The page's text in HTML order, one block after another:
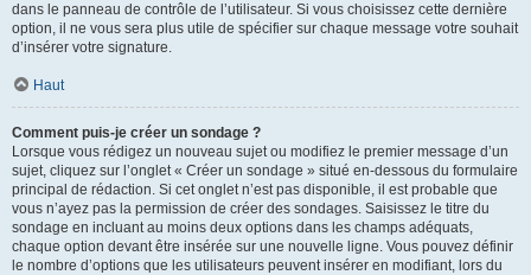
dans le panneau de contrôle de l’utilisateur. Si vous choisissez cette dernière
option, il ne vous sera plus utile de spécifier sur chaque message votre souhait
d’insérer votre signature.
Haut
Comment puis-je créer un sondage ?
Lorsque vous rédigez un nouveau sujet ou modifiez le premier message d’un
sujet, cliquez sur l’onglet « Créer un sondage » situé en-dessous du formulaire
principal de rédaction. Si cet onglet n’est pas disponible, il est probable que
vous n’ayez pas la permission de créer des sondages. Saisissez le titre du
sondage en incluant au moins deux options dans les champs adéquats,
chaque option devant être insérée sur une nouvelle ligne. Vous pouvez définir
le nombre d’options que les utilisateurs peuvent insérer en modifiant, lors du